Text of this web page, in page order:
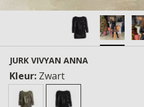
JURK VIVYAN ANNA
Kleur: Zwart